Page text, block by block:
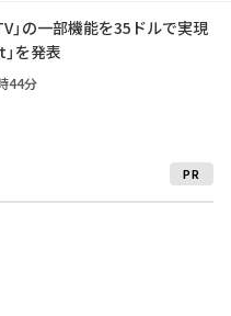
」の一部機能を35ドルで実現
を発表
44分
PR